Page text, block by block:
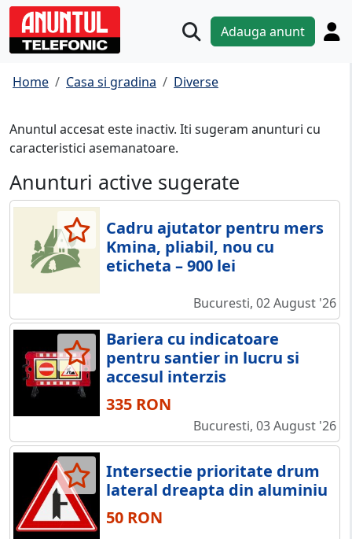
Adauga anunt
Home Casa si gradina Diverse
Anuntul accesat este inactiv. Iti sugeram anunturi cu
caracteristici asemanatoare.
Anunturi active sugerate
Cadru ajutator pentru mers
Kmina, pliabil, nou cu
eticheta – 900 lei
Bucuresti, 02 August '26
Bariera cu indicatoare
pentru santier in lucru si
accesul interzis
335 RON
Bucuresti, 03 August '26
Intersectie prioritate drum
lateral dreapta din aluminiu
50 RON